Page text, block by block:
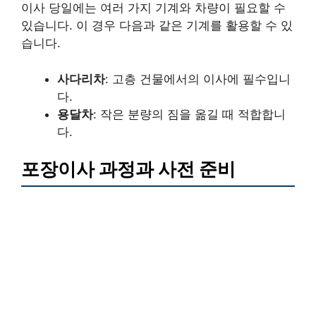
이사 당일에는 여러 가지 기계와 차량이 필요할 수
있습니다. 이 경우 다음과 같은 기계를 활용할 수 있
습니다.
사다리차: 고층 건물에서의 이사에 필수입니
다.
용달차: 작은 분량의 짐을 옮길 때 적합합니
다.
포장이사 과정과 사전 준비